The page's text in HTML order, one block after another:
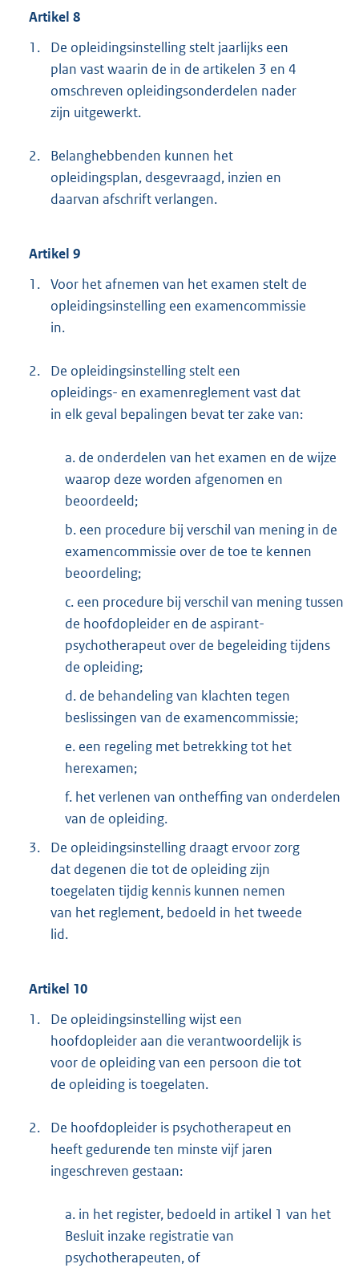
Artikel 8
1.
De opleidingsinstelling stelt jaarlijks een
plan vast waarin de in de artikelen 3 en 4
omschreven opleidingsonderdelen nader
zijn uitgewerkt.
2.
Belanghebbenden kunnen het
opleidingsplan, desgevraagd, inzien en
daarvan afschrift verlangen.
Artikel 9
1. Voor het afnemen van het examen stelt de
opleidingsinstelling een examencommissie
in.
2.
De opleidingsinstelling stelt een
opleidings- en examenreglement vast dat
in elk geval bepalingen bevat ter zake van:
a. de onderdelen van het examen en de wijze
waarop deze worden afgenomen en
beoordeeld;
b. een procedure bij verschil van mening in de
examencommissie over de toe te kennen
beoordeling;
c. een procedure bij verschil van mening tussen
de hoofdopleider en de aspirant-
psychotherapeut over de begeleiding tijdens
de opleiding;
d. de behandeling van klachten tegen
beslissingen van de examencommissie;
e. een regeling met betrekking tot het
herexamen;
f. het verlenen van ontheffing van onderdelen
van de opleiding.
3.
De opleidingsinstelling draagt ervoor zorg
dat degenen die tot de opleiding zijn
toegelaten tijdig kennis kunnen nemen
van het reglement, bedoeld in het tweede
lid.
Artikel 10
1.
De opleidingsinstelling wijst een
hoofdopleider aan die verantwoordelijk is
voor de opleiding van een persoon die tot
de opleiding is toegelaten.
2.
De hoofdopleider is psychotherapeut en
heeft gedurende ten minste vijf jaren
ingeschreven gestaan:
a. in het register, bedoeld in artikel 1 van het
Besluit inzake registratie van
psychotherapeuten, of